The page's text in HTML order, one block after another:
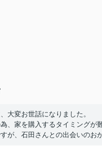
大変お世話になりました。
、家を購入するタイミングが
が、石田さんとの出会いのお